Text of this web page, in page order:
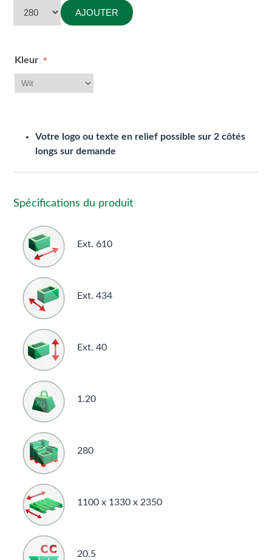
AJOUTER
Kleur *
Votre logo ou texte en relief possible sur 2 côtés
longs sur demande
Spécifications du produit
Ext. 610
Ext. 434
Ext. 40
1.20
280
1100 x 1330 x 2350
20.5